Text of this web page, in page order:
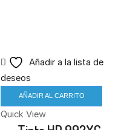
Añadir a la lista de
deseos
AÑADIR AL CARRITO
Quick View